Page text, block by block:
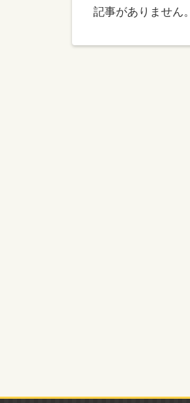
記事がありません。